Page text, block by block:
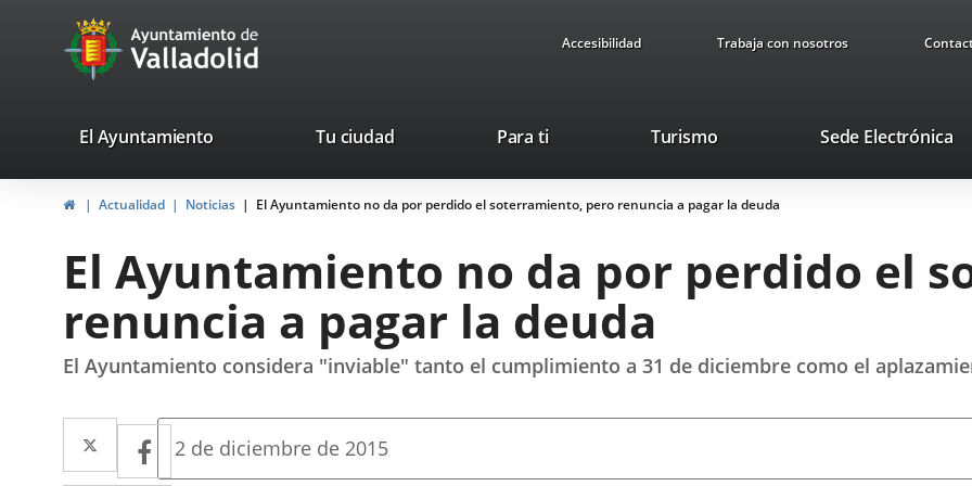
Portal
Web
Ayuntamiento
de
Accesibilidad Trabaja con nosotros
valladolid.es
El Ayuntamiento Tu ciudad Para ti TurismoThis
will
open
pop-
Sede Electrónica
HomeActualidad Noticias El Ayuntamiento no da por perdido el soterramiento, pero renuncia a pagar la deuda
El Ayuntamiento no da por perdido el
renuncia a pagar la deuda
El Ayuntamiento considera "inviable" tanto el cumplimiento a 31 de diciembre como el
Twitter
Enlace
a
Facebook
Enlace
Fecha
2 de diciembre de 2015